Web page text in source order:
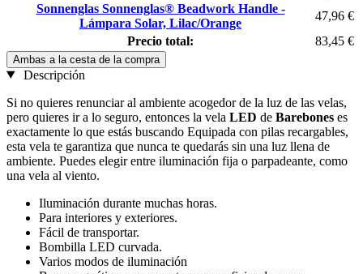
Sonnenglas Sonnenglas® Beadwork Handle -
Lámpara Solar, Lilac/Orange
47,96 €
Precio total:
83,45 €
Ambas a la cesta de la compra
Descripción
Si no quieres renunciar al ambiente acogedor de la luz de las velas,
pero quieres ir a lo seguro, entonces la vela LED de Barebones es
exactamente lo que estás buscando Equipada con pilas recargables,
esta vela te garantiza que nunca te quedarás sin una luz llena de
ambiente. Puedes elegir entre iluminación fija o parpadeante, como
una vela al viento.
Iluminación durante muchas horas.
Para interiores y exteriores.
Fácil de transportar.
Bombilla LED curvada.
Varios modos de iluminación